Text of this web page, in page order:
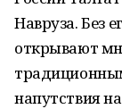
Навруза. Без
открывают
напутствия